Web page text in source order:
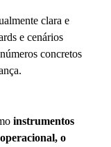
clara e
e cenários
concretos
instrumentos
o